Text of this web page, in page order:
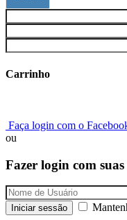
Carrinho
Faça login com o
ou
Fazer login com
Iniciar sessão